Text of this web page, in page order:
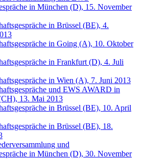
in München (D), 15. November
in Brüssel (BE), 4.
in Going (A), 10. Oktober
in Frankfurt (D), 4. Juli
in Wien (A), 7. Juni 2013
und EWS AWARD in
13. Mai 2013
in Brüssel (BE), 10. April
in Brüssel (BE), 18.
und
in München (D), 30. November